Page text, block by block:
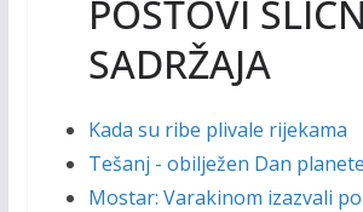
POSTOVI
SADRŽAJA
Kada su ribe plivale rijekama
Tešanj - obilježen Dan
Mostar: Varakinom izazvali